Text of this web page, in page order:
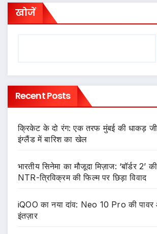
खोजें
Recent Posts
क्रिकेट के दो रंग: एक तरफ मुंबई की धाकड़
इंग्लैंड में बारिश का खेल
भारतीय सिनेमा का मौजूदा मिज़ाज: ‘बॉर्डर 2’
NTR-त्रिविक्रम की फिल्म पर छिड़ा विवाद
iQOO का नया दांव: Neo 10 Pro की
इंतज़ार